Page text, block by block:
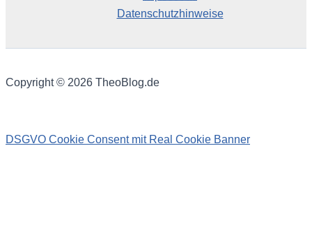
Datenschutzhinweise
Copyright © 2026 TheoBlog.de
DSGVO Cookie Consent mit Real Cookie Banner